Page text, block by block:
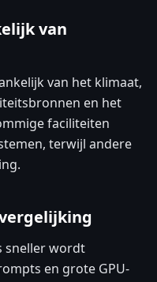
van
van het klimaat,
en het
faciliteiten
terwijl andere
sneller wordt
en grote GPU-